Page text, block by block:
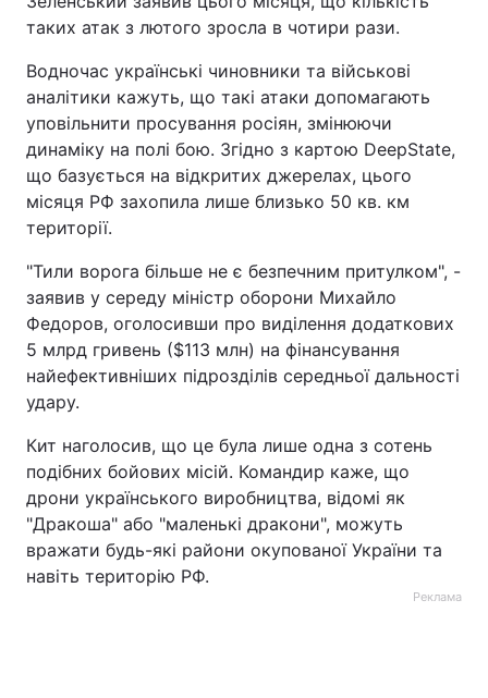
таких атак з лютого зросла в чотири рази.
Водночас українські чиновники та військові
аналітики кажуть, що такі атаки допомагають
уповільнити просування росіян, змінюючи
динаміку на полі бою. Згідно з картою DeepState,
що базується на відкритих джерелах, цього
місяця РФ захопила лише близько 50 кв. км
території.
"Тили ворога більше не є безпечним притулком", -
заявив у середу міністр оборони Михайло
Федоров, оголосивши про виділення додаткових
5 млрд гривень ($113 млн) на фінансування
найефективніших підрозділів середньої дальності
удару.
Кит наголосив, що це була лише одна з сотень
подібних бойових місій. Командир каже, що
дрони українського виробництва, відомі як
"Дракоша" або "маленькі дракони", можуть
вражати будь-які райони окупованої України та
навіть територію РФ.
Реклама